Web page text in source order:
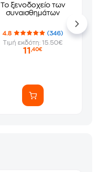
Το ξενοδοχείο των
συναισθημάτων
4.8
(346)
Τιμή εκδότη: 15.50€
11,40€